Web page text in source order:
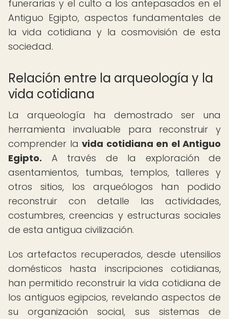
funerarias y el culto a los antepasados en el
Antiguo Egipto, aspectos fundamentales de
la vida cotidiana y la cosmovisión de esta
sociedad.
Relación entre la arqueología y la
vida cotidiana
La arqueología ha demostrado ser una
herramienta invaluable para reconstruir y
comprender la vida cotidiana en el Antiguo
Egipto. A través de la exploración de
asentamientos, tumbas, templos, talleres y
otros sitios, los arqueólogos han podido
reconstruir con detalle las actividades,
costumbres, creencias y estructuras sociales
de esta antigua civilización.
Los artefactos recuperados, desde utensilios
domésticos hasta inscripciones cotidianas,
han permitido reconstruir la vida cotidiana de
los antiguos egipcios, revelando aspectos de
su organización social, sus sistemas de